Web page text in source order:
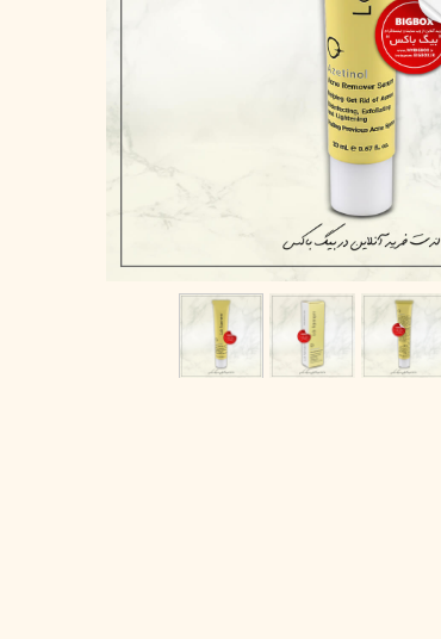
چشم
صورت
ضد جوش و آکنه
قارچ و باکتری
آبرسان و مرطوب کننده
دارو
یو آکی
سنس
کوین